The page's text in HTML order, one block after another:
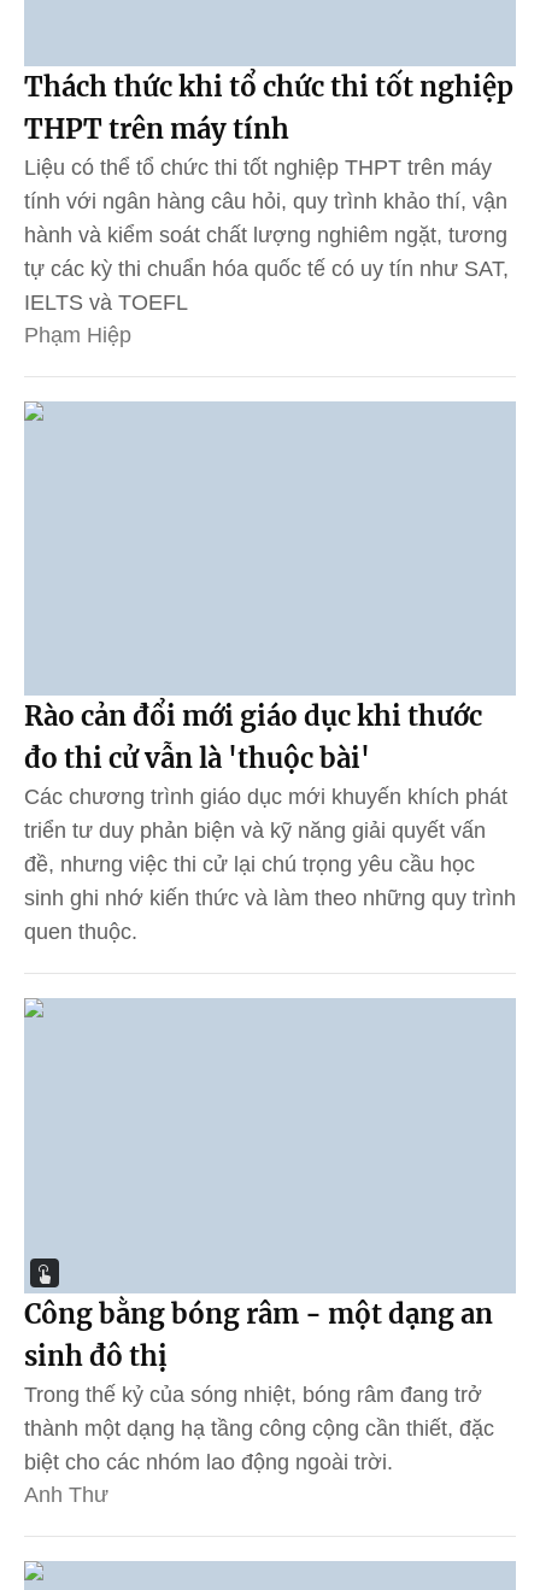
Thách thức khi tổ chức thi tốt nghiệp
THPT trên máy tính
Liệu có thể tổ chức thi tốt nghiệp THPT trên máy
tính với ngân hàng câu hỏi, quy trình khảo thí, vận
hành và kiểm soát chất lượng nghiêm ngặt, tương
tự các kỳ thi chuẩn hóa quốc tế có uy tín như SAT,
IELTS và TOEFL
Phạm Hiệp
Rào cản đổi mới giáo dục khi thước
đo thi cử vẫn là 'thuộc bài'
Các chương trình giáo dục mới khuyến khích phát
triển tư duy phản biện và kỹ năng giải quyết vấn
đề, nhưng việc thi cử lại chú trọng yêu cầu học
sinh ghi nhớ kiến thức và làm theo những quy trình
quen thuộc.
Công bằng bóng râm - một dạng an
sinh đô thị
Trong thế kỷ của sóng nhiệt, bóng râm đang trở
thành một dạng hạ tầng công cộng cần thiết, đặc
biệt cho các nhóm lao động ngoài trời.
Anh Thư